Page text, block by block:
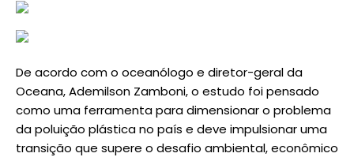
De acordo com o oceanólogo e diretor-geral da
Oceana, Ademilson Zamboni, o estudo foi pensado
como uma ferramenta para dimensionar o problema
da poluição plástica no país e deve impulsionar uma
transição que supere o desafio ambiental, econômico